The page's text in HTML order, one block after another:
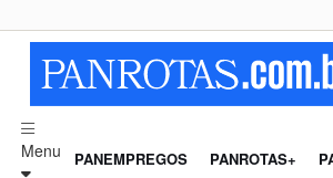
Menu PANEMPREGOS PANROTAS+